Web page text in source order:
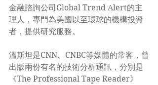
金融諮詢公司Global Trend Alert的主
理人，專門為美國以至環球的機構投資
者，提供研究服務。
溫斯坦是CNN、CNBC等媒體的常客，曾
出版兩份有名的技術分析通訊，分別是
《The Professional Tape Reader》